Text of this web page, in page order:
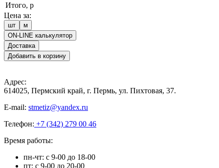
Итого, р
Цена за:
шт
м
ON-LINE калькулятор
Доставка
Добавить в корзину
Адрес:
614025, Пермский край, г. Пермь, ул. Пихтовая, 37.
E-mail: stmetiz@yandex.ru
Телефон: +7 (342) 279 00 46
Время работы:
пн-чт: с 9-00 до 18-00
пт: с 9-00 до 20-00